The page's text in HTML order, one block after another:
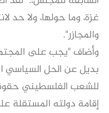
غزة، وما حولها، ولا حد
والمجازر".
وأضاف "يجب على
بديل عن الحل السياسي
للشعب الفلسطيني